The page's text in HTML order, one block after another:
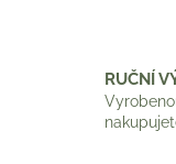
RUČNÍ